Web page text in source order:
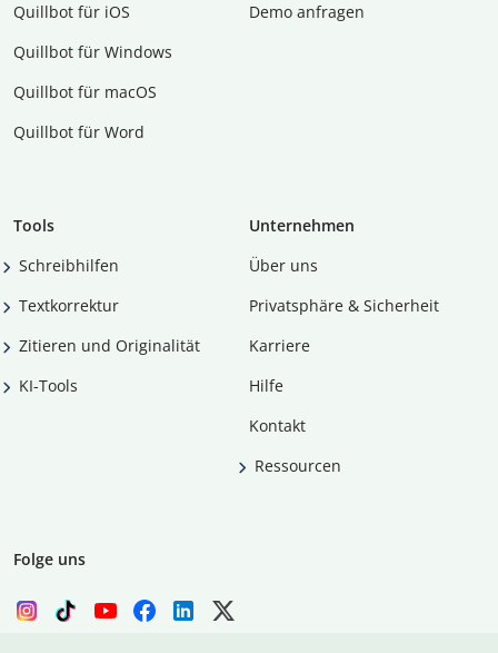
Quillbot für iOS
Quillbot für Windows
Quillbot für macOS
Quillbot für Word
Demo anfragen
Tools
Schreibhilfen
Textkorrektur
Zitieren und Originalität
KI-Tools
Unternehmen
Über uns
Privatsphäre & Sicherheit
Karriere
Hilfe
Kontakt
Ressourcen
Folge uns